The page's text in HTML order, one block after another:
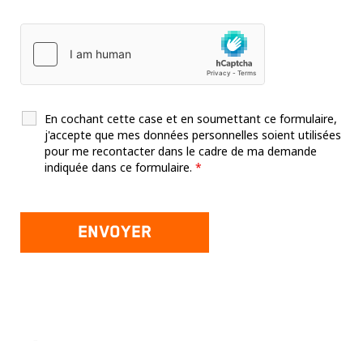
En cochant cette case et en soumettant ce formulaire,
j'accepte que mes données personnelles soient utilisées
pour me recontacter dans le cadre de ma demande
indiquée dans ce formulaire. *